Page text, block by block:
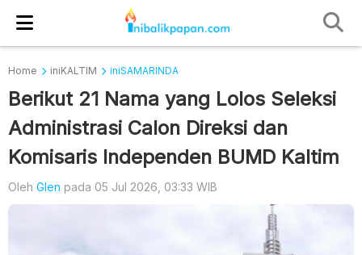
Home iniKALTIM iniSAMARINDA
Berikut 21 Nama yang Lolos Seleksi
Administrasi Calon Direksi dan
Komisaris Independen BUMD Kaltim
Oleh Glen pada 05 Jul 2026, 03:33 WIB